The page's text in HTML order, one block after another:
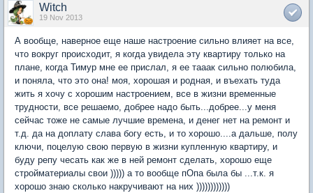
Witch
19 Nov 2013
А вообще, наверное еще наше настроение сильно влияет на все,
что вокруг происходит, я когда увидела эту квартиру только на
плане, когда Тимур мне ее прислал, я ее тааак сильно полюбила,
и поняла, что это она! моя, хорошая и родная, и въехать туда
жить я хочу с хорошим настроением, все в жизни временные
трудности, все решаемо, добрее надо быть...добрее...у меня
сейчас тоже не самые лучшие времена, и денег нет на ремонт и
т.д. да на доплату слава богу есть, и то хорошо....а дальше, полу
ключи, поцелую свою первую в жизни купленную квартиру, и
буду репу чесать как же в ней ремонт сделать, хорошо еще
стройматериалы свои ))))) а то вообще пОпа была бы ...т.к. я
хорошо знаю сколько накручивают на них ))))))))))))